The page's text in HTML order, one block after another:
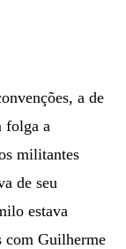
a de
folga a
militantes
de seu
estava
com Guilherme